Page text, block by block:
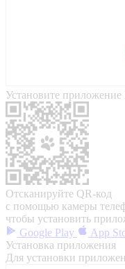
Установите
Отсканируйте QR-код
с помощью камеры
чтобы установить
Google Play
App
Установка приложения
Для установки